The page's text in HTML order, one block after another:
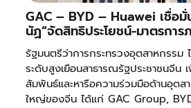
​GAC – BYD – Huawei เชื่อมั่
นัฏ”จัดสิทธิประโยชน์-มาตรการ
รัฐมนตรีว่าการกระทรวงอุตสาหกรรม
ระดับสูงเยือนสาธารณรัฐประชาชนจีน
สัมพันธ์และหารือความร่วมมือด้านอุต
ใหญ่ของจีน ได้แก่ GAC Group,